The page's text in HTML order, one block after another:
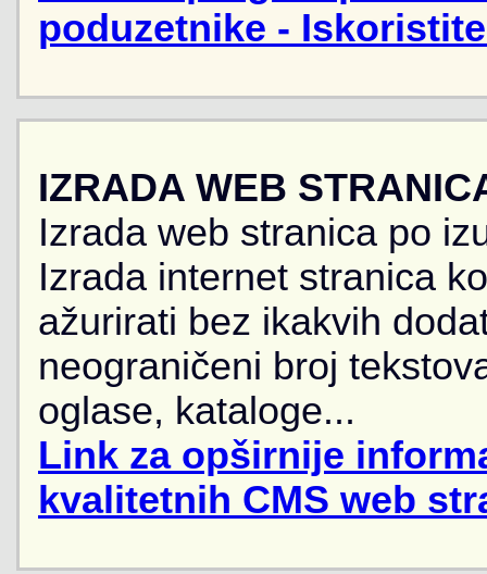
poduzetnike -
IZRADA WEB
Izrada web stranica po
Izrada internet stranica
ažurirati bez ikakvih
neograničeni broj
oglase, kataloge...
Link za opširnije
kvalitetnih CMS web